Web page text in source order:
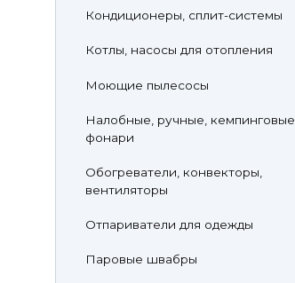
Кондиционеры, сплит-системы
Котлы, насосы для отопления
Моющие пылесосы
Налобные, ручные, кемпинговые
фонари
Обогреватели, конвекторы,
вентиляторы
Отпариватели для одежды
Паровые швабры